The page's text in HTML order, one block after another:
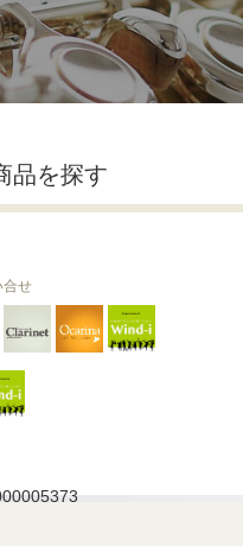
品を探す
The Clarinet
合せ